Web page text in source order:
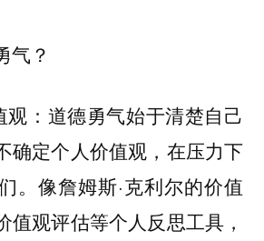
气？
： 道德勇气始于清楚自己
确定个人价值观，在压力下
。像詹姆斯·克利尔的价值
值观评估等个人反思工具，